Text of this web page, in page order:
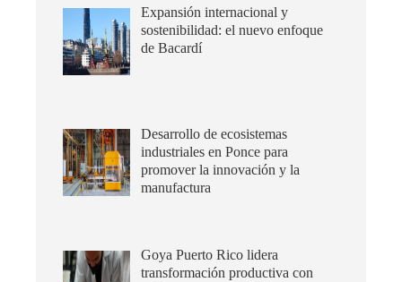
Expansión internacional y
sostenibilidad: el nuevo enfoque
de Bacardí
Desarrollo de ecosistemas
industriales en Ponce para
promover la innovación y la
manufactura
Goya Puerto Rico lidera
transformación productiva con